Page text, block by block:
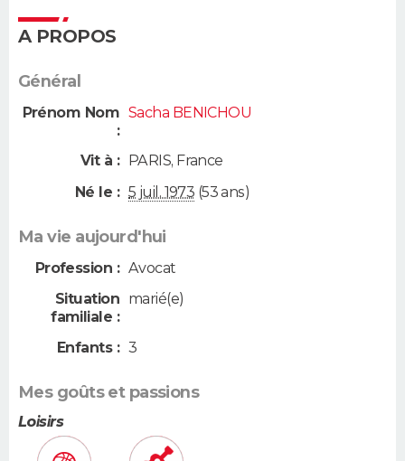
A PROPOS
Général
Prénom Nom
:
Sacha BENICHOU
Vit à : PARIS, France
Né le : 5 juil. 1973 (53 ans)
Ma vie aujourd'hui
Profession : Avocat
Situation
familiale :
marié(e)
Enfants : 3
Mes goûts et passions
Loisirs